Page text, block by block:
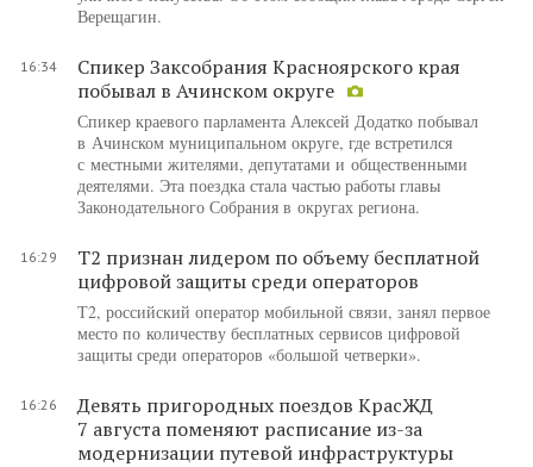
Верещагин.
16:34
Спикер Заксобрания Красноярского края
побывал в Ачинском округе
Спикер краевого парламента Алексей Додатко побывал
в Ачинском муниципальном округе, где встретился
с местными жителями, депутатами и общественными
деятелями. Эта поездка стала частью работы главы
Законодательного Собрания в округах региона.
16:29
Т2 признан лидером по объему бесплатной
цифровой защиты среди операторов
Т2, российский оператор мобильной связи, занял первое
место по количеству бесплатных сервисов цифровой
защиты среди операторов «большой четверки».
16:26
Девять пригородных поездов КрасЖД
7 августа поменяют расписание из-за
модернизации путевой инфраструктуры